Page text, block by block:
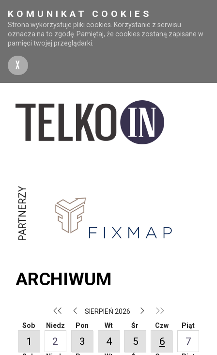
KOMUNIKAT COOKIES
Strona wykorzystuje pliki cookies. Korzystanie z serwisu
oznacza na to zgodę. Pamiętaj, że cookies zostaną zapisane w
pamięci twojej przeglądarki.
X
PARTNERZY
ARCHIWUM
SIERPIEŃ 2026
Sob
1
Niedz
2
Pon
3
Wt
4
Śr
5
Czw
6
Piąt
7